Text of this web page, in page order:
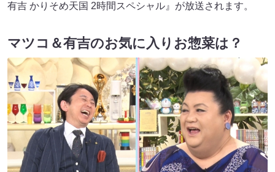
有吉 かりそめ天国 2時間スペシャル』が放送されます。
マツコ＆有吉のお気に入りお惣菜は？